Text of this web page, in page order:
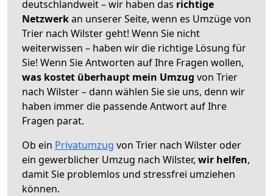
deutschlandweit – wir haben das richtige
Netzwerkan unserer Seite, wenn es Umzüge von
Trier nach Wilster geht! Wenn Sie nicht
weiterwissen – haben wir die richtige Lösung für
Sie! Wenn Sie Antworten auf Ihre Fragen wollen,
was kostet überhaupt mein Umzug von Trier
nach Wilster – dann wählen Sie sie uns, denn wir
haben immer die passende Antwort auf Ihre
Fragen parat.
Ob ein Privatumzug von Trier nach Wilster oder
ein gewerblicher Umzug nach Wilster, wir helfen,
damit Sie problemlos und stressfrei umziehen
können.